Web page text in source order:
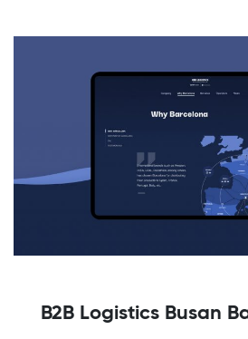
B2B Logistics Busan